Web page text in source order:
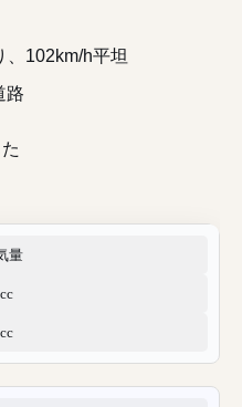
、102km/h平坦
路
量